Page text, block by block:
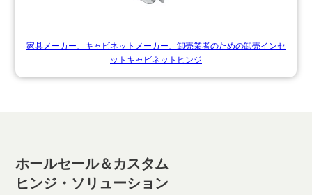
家具メーカー、キャビネットメーカー、卸売業者のための卸売インセ
ットキャビネットヒンジ
ホールセール＆カスタム
ヒンジ・ソリューション